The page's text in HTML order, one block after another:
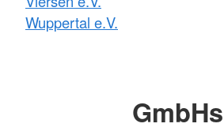
Wuppertal e.V.
GmbHs